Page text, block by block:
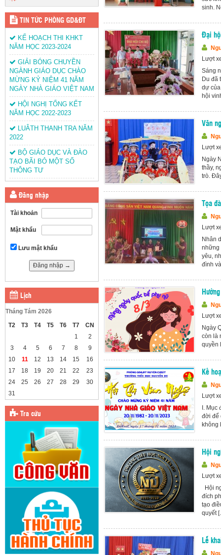
TIN TỨC PHÒNG GD&ĐT
KẾ HOẠCH THI KHKT
NĂM HỌC 2023-2024
GIẢI BÓNG CHUYỀN
NGÀNH GIÁO DỤC CHÀO
MỪNG KỶ NIỆM 41 NĂM
NGÀY NHÀ GIÁO VIỆT NAM
HỘI NGHỊ TỔNG KẾT
NĂM HỌC 2022-2023
LUÂTH THANH TRA NĂM
2022
BỘ GIÁO DỤC VÀ ĐÀO
TẠO BÃI BỎ MỘT SỐ
THÔNG TƯ
Đăng nhập
Tài khoản
Mật khẩu
Lưu mật khẩu
Lịch
Tháng Tám 2026
T2
T3 T4 T5 T6 T7
CN
1
2
3
4 5 6 7 8
9
10
11 12 13 14 15
16
17
18 19 20 21 22
23
24
25 26 27 28 29
30
31
Tra cứu
sinh.
Đại
Lượt
Sáng
Du đã
dự
hội
Văn
Lượt
Ngày
thầy,
trò.
Tọa
Lượt
Nhân
những
yêu,
đình
Lượt
Ngày
còn là
quyền
Kế
Lượt
I.
đời để
không
Hội
Lượt
Hội
đích
tạo
quyết
Lễ